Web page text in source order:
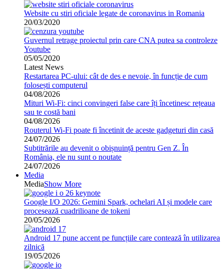
Website cu stiri oficiale legate de coronavirus in Romania
20/03/2020
Guvernul retrage proiectul prin care CNA putea sa controleze
Youtube
05/05/2020
Latest News
Restartarea PC-ului: cât de des e nevoie, în funcție de cum
folosești computerul
04/08/2026
Mituri Wi-Fi: cinci convingeri false care îți încetinesc rețeaua
sau te costă bani
04/08/2026
Routerul Wi-Fi poate fi încetinit de aceste gadgeturi din casă
24/07/2026
Subtitrările au devenit o obișnuință pentru Gen Z. În
România, ele nu sunt o noutate
24/07/2026
Media
MediaShow More
Google I/O 2026: Gemini Spark, ochelari AI și modele care
procesează cuadrilioane de tokeni
20/05/2026
Android 17 pune accent pe funcțiile care contează în utilizarea
zilnică
19/05/2026